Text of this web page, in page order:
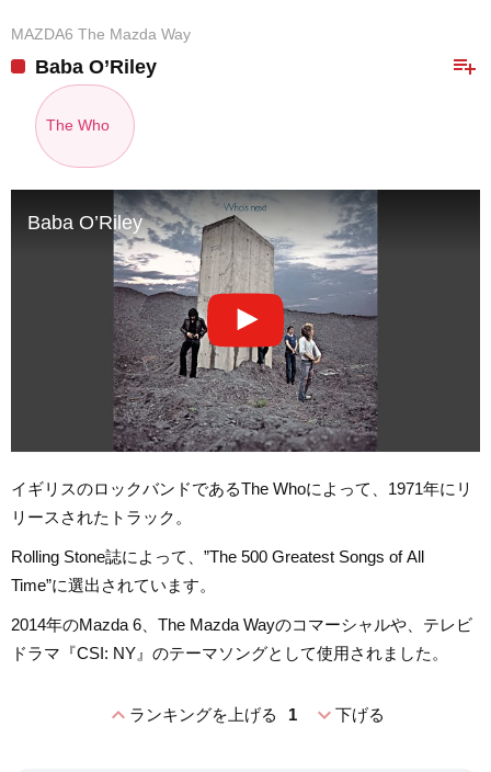
MAZDA6 The Mazda Way
playlist_add
Baba O’Riley
The Who
Baba O’Riley
イギリスのロックバンドであるThe Whoによって、1971年にリ
リースされたトラック。
Rolling Stone誌によって、”The 500 Greatest Songs of All
Time”に選出されています。
2014年のMazda 6、The Mazda Wayのコマーシャルや、テレビ
ドラマ『CSI: NY』のテーマソングとして使用されました。
expand_lessランキングを上げる 1 expand_more下げる